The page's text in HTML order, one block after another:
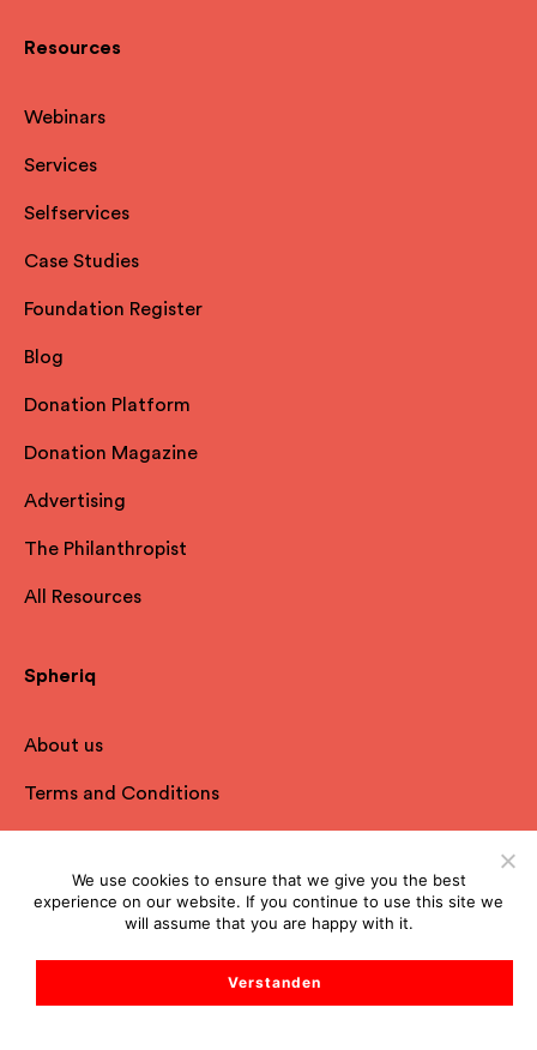
Resources
Webinars
Services
Selfservices
Case Studies
Foundation Register
Blog
Donation Platform
Donation Magazine
Advertising
The Philanthropist
All Resources
Spheriq
About us
Terms and Conditions
Imprint
We use cookies to ensure that we give you the best
experience on our website. If you continue to use this site we
will assume that you are happy with it.
Verstanden